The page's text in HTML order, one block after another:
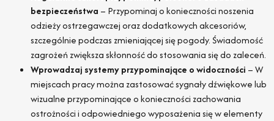
bezpieczeństwa – Przypominaj o konieczności noszenia
odzieży ostrzegawczej oraz dodatkowych akcesoriów,
szczególnie podczas zmieniającej się pogody. Świadomość
zagrożeń zwiększa skłonność do stosowania się do zaleceń.
Wprowadzaj systemy przypominające o widoczności – W
miejscach pracy można zastosować sygnały dźwiękowe lub
wizualne przypominające o konieczności zachowania
ostrożności i odpowiedniego wyposażenia się w elementy